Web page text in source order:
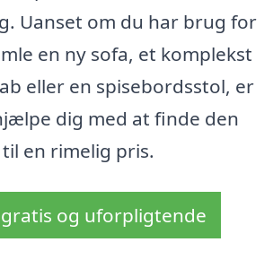
Uanset om du har brug for
en ny sofa, et komplekst
eller en spisebordsstol, er
dig med at finde den
en rimelig pris.
og uforpligtende